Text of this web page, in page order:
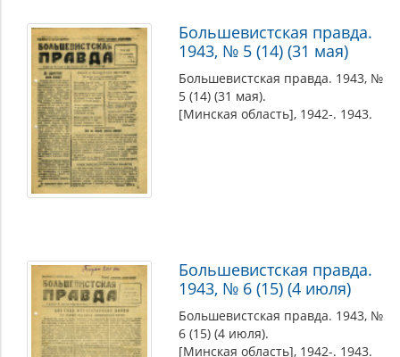
Большевистская правда.
1943, № 5 (14) (31 мая)
Большевистская правда. 1943, №
5 (14) (31 мая).
[Минская область], 1942-. 1943.
Большевистская правда.
1943, № 6 (15) (4 июля)
Большевистская правда. 1943, №
6 (15) (4 июля).
[Минская область], 1942-. 1943.